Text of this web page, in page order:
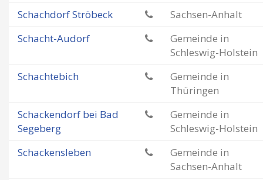
Schachdorf Ströbeck
Sachsen-Anhalt
Schacht-Audorf
Gemeinde in
Schleswig-Holstein
Schachtebich
Gemeinde in
Thüringen
Schackendorf bei Bad
Segeberg
Gemeinde in
Schleswig-Holstein
Schackensleben
Gemeinde in
Sachsen-Anhalt